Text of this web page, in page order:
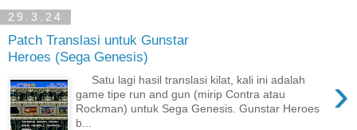
29.3.24
Patch Translasi untuk Gunstar
Heroes (Sega Genesis)
›
Satu lagi hasil translasi kilat, kali ini adalah
game tipe run and gun (mirip Contra atau
Rockman) untuk Sega Genesis. Gunstar Heroes
b...